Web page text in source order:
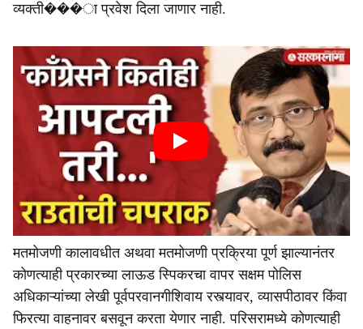
व्यक्ती���ा प्रवेश दिला जाणार नाही.
मतमोजणी कालावधीत अथवा मतमोजणी प्रक्रिया पूर्ण झाल्यानंतर
कोणत्याही प्रकारच्या लाऊड स्पिकरचा वापर सक्षम पोलिस
अधिकाऱ्यांच्या लेखी पूर्वपरवानगीशिवाय रस्त्यावर, व्यासपीठावर किंवा
फिरत्या वाहनावर बसवून करता येणार नाही. परिसरामध्ये कोणत्याही